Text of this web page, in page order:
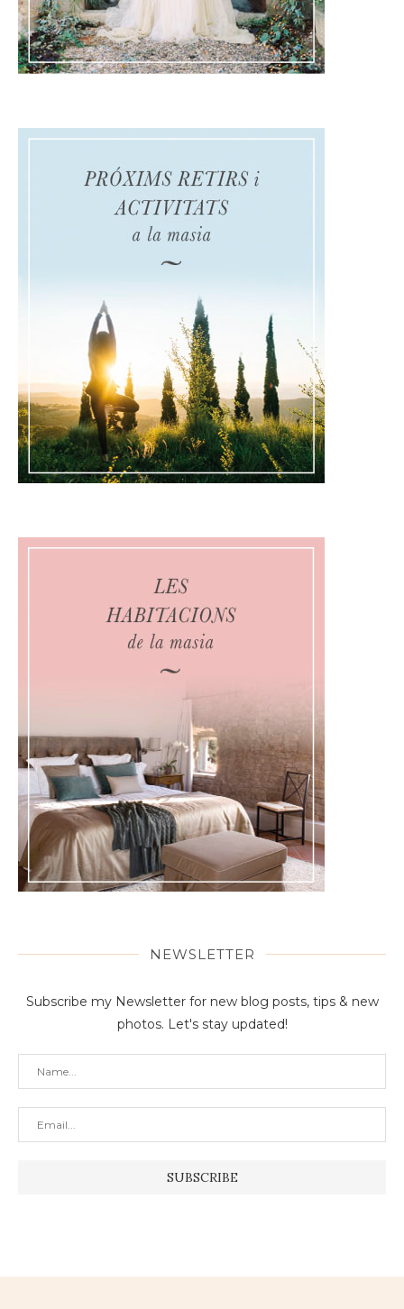
NEWSLETTER
Subscribe my Newsletter for new blog posts, tips & new
photos. Let's stay updated!